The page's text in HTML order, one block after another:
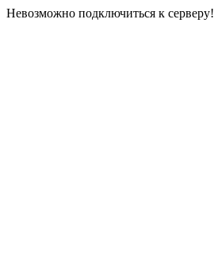
Невозможно подключиться к серверу!